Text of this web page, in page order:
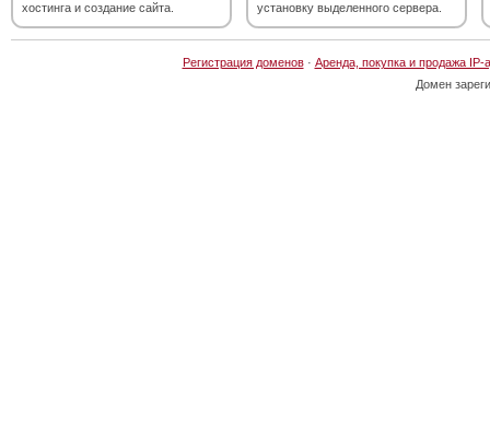
хостинга и создание сайта.
установку выделенного сервера.
Регистрация доменов· Аренда, покупка и продажа IP-
Домен